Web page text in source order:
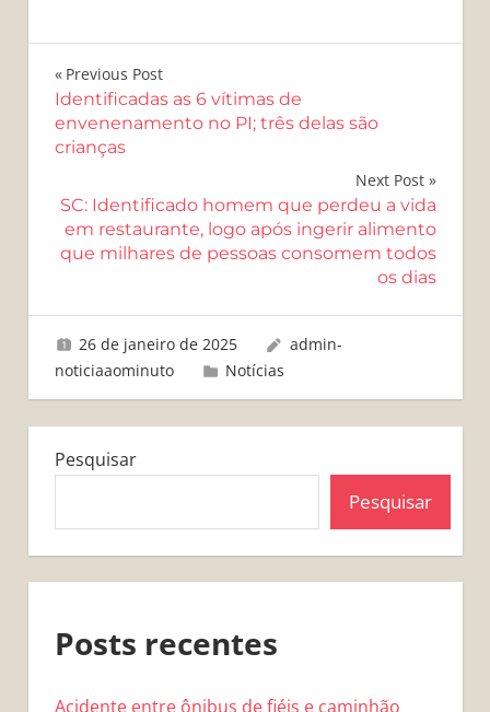
Navegação
de
Post
Previous Post
Identificadas as 6 vítimas de
envenenamento no PI; três delas são
crianças
Next Post
SC: Identificado homem que perdeu a vida
em restaurante, logo após ingerir alimento
que milhares de pessoas consomem todos
os dias
26 de janeiro de 2025
admin-
noticiaaominuto
Notícias
Pesquisar
Pesquisar
Posts recentes
Acidente entre ônibus de fiéis e caminhão